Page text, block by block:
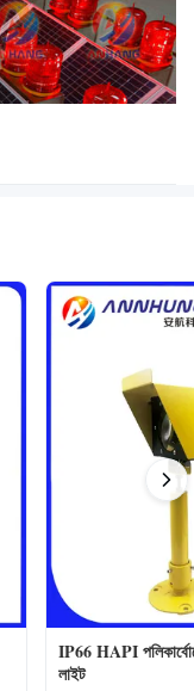
IP66 HAPI
লাইট